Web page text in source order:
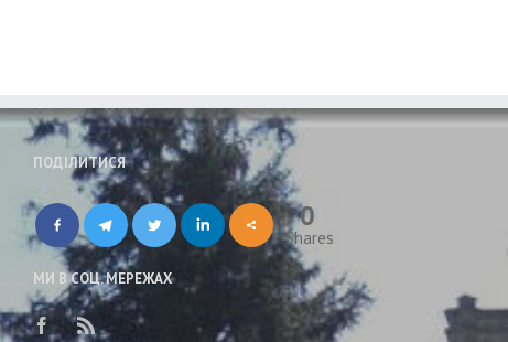
ПОДІЛИТИСЯ
0
Shares
МИ В СОЦ. МЕРЕЖАХ